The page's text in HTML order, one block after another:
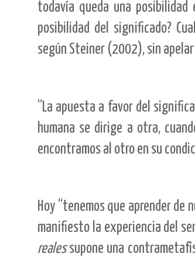
todavía queda una
posibilidad del significado?
según Steiner (2002), sin
“La apuesta a favor del
humana se dirige a otra,
encontramos al otro en su
Hoy “tenemos que aprender de
manifiesto la experiencia del
realessupone una